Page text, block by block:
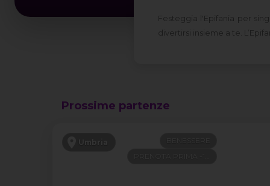
Festeggia l'Epifania per
divertirsi insieme a te.
Prossime partenze
Umbria